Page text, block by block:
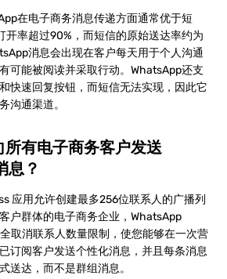
在电子商务消息传递方面通常优于短
开率超过90%，而短信的原始送达率约为
消息会出现在客户每天用于个人沟通
可能被阅读并采取行动。WhatsApp还支
快速回复按钮，而短信无法实现，因此它
沟通渠道。
有电子商务客户发送
？
应用允许创建最多256位联系人的广播列
户群体的电子商务企业，WhatsApp
取消联系人数量限制，使您能够在一次营
订阅客户发送个性化消息，并且每条消息
送达，而不是群组消息。